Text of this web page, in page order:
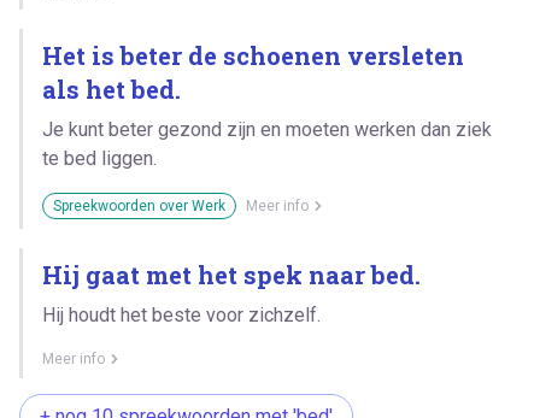
Het is beter de schoenen versleten
als het bed.
Je kunt beter gezond zijn en moeten werken dan ziek
te bed liggen.
Spreekwoorden over Werk Meer info
Hij gaat met het spek naar bed.
Hij houdt het beste voor zichzelf.
Meer info